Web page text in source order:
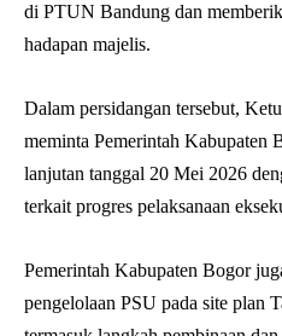
di PTUN Bandung dan
hadapan majelis.
Dalam persidangan tersebut,
meminta Pemerintah Kabupaten
lanjutan tanggal 20 Mei 2026
terkait progres pelaksanaan
Pemerintah Kabupaten Bogor
pengelolaan PSU pada site plan